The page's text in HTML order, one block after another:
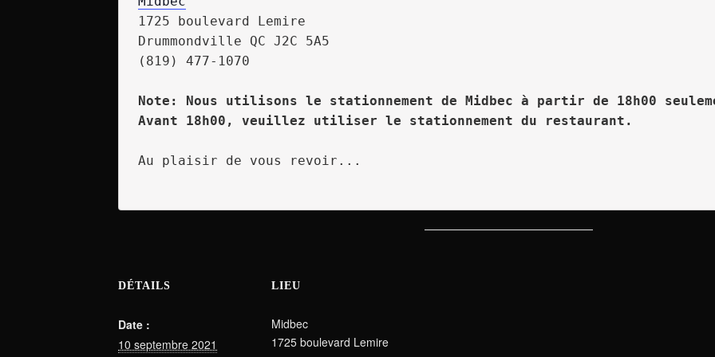
1725 boulevard Lemire
Drummondville QC J2C 5A5
(819) 477-1070
Note: Nous utilisons le stationnement de Midbec à partir de 18h00
Avant 18h00, veuillez utiliser le stationnement du restaurant.
Au plaisir de vous revoir...
DÉTAILS
Date :
10 septembre 2021
LIEU
Midbec
1725 boulevard Lemire